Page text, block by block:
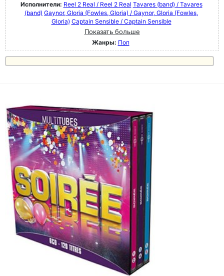
Исполнители: Reel 2 Real / Reel 2 Real Tavares (band) / Tavares
(band) Gaynor, GIoria (Fowles, Gloria) / Gaynor, GIoria (Fowles,
Gloria) Captain Sensible / Captain Sensible
Показать больше
Жанры: Поп